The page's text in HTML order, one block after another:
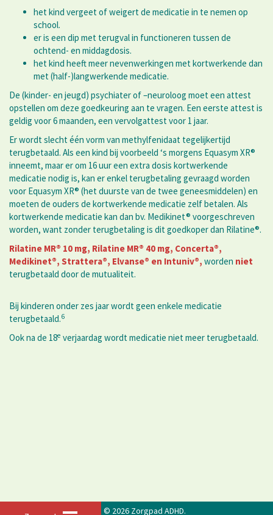
het kind vergeet of weigert de medicatie in te nemen op
school.
er is een dip met terugval in functioneren tussen de
ochtend- en middagdosis.
het kind heeft meer nevenwerkingen met kortwerkende dan
met (half-)langwerkende medicatie.
De (kinder- en jeugd) psychiater of –neuroloog moet een attest
opstellen om deze goedkeuring aan te vragen. Een eerste attest is
geldig voor 6 maanden, een vervolgattest voor 1 jaar.
Er wordt slecht één vorm van methylfenidaat tegelijkertijd
terugbetaald. Als een kind bij voorbeeld ‘s morgens Equasym XR®
inneemt, maar er om 16 uur een extra dosis kortwerkende
medicatie nodig is, kan er enkel terugbetaling gevraagd worden
voor Equasym XR® (het duurste van de twee geneesmiddelen) en
moeten de ouders de kortwerkende medicatie zelf betalen. Als
kortwerkende medicatie kan dan bv. Medikinet® voorgeschreven
worden, want zonder terugbetaling is dit goedkoper dan Rilatine®.
Rilatine MR® 10 mg, Rilatine MR® 40 mg, Concerta®,
Medikinet®, Strattera®, Elvanse® en Intuniv®, worden niet
terugbetaald door de mutualiteit.
Bij kinderen onder zes jaar wordt geen enkele medicatie
terugbetaald.6
Ook na de 18e verjaardag wordt medicatie niet meer terugbetaald.
© 2026 Zorgpad ADHD.